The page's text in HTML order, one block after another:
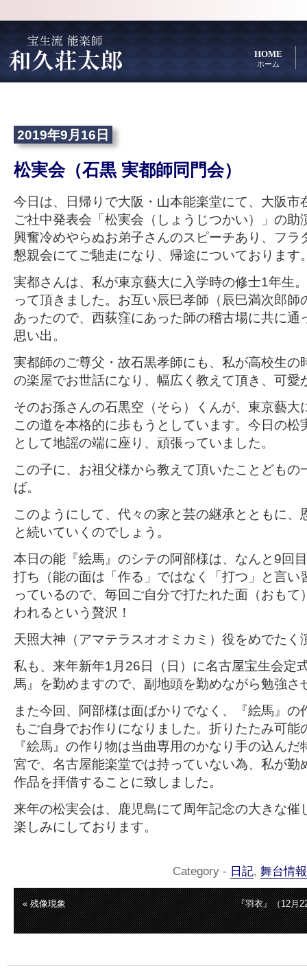
HOME
ホーム
2019年9月16日
松実会（石黒 実都師同門会）
今日は、日帰りで大阪・山本能楽堂にて、大阪市
ご社中発表会「松実会（しょうじつかい）」の助
興奮冷めやらぬお弟子さんのスピーチあり、フラ
懇親会にてご馳走になり、帰途についております
実都さんは、私が東京藝大に入学時の修士1年生
って頂きました。お互い辰巳孝師（辰巳満次郎師
あったので、西荻窪にあった師の稽古場に共に通
思い出。
実都師のご尊父・故石黒孝師にも、私が高校生の
の楽屋でお世話になり、幅広く教えて頂き、可愛
そのお孫さんの石黒空（そら）くんが、東京藝大
この道を本格的に歩もうとしています。今日の松
として地謡の端に座り、頑張っていました。
この子に、お祖父様から教えて頂いたことどもの
ば。
このようにして、代々の家と芸の継承とともに、
と続いていくのでしょう。
本日の能『絵馬』のシテの阿部様は、なんと 9回
打ち（能の面は「作る」ではなく「打つ」と言い
っているので、毎回ご自分で打たれた面（おもて
われるという贅沢！
天照大神（アマテラスオオミカミ）役をめでたく
私も、来年新年1 月26日（日）に名古屋宝生会定
馬』を勤めますので、副地頭を勤めながら勉強さ
また今回、阿部様は面ばかりでなく、『絵馬』の
もご自身でお作りになりました。折りたたみ可能
『絵馬』の作り物は当曲専用のかなり手の込ん
宮で、名古屋能楽堂では持っていない為、私が勤
作品を拝借することに致しました。
来年の松実会は、鹿児島にて周年記念の大きな催
楽しみにしております。
Category - 日記, 舞台情報
« 残像現象 『羽衣』（12月